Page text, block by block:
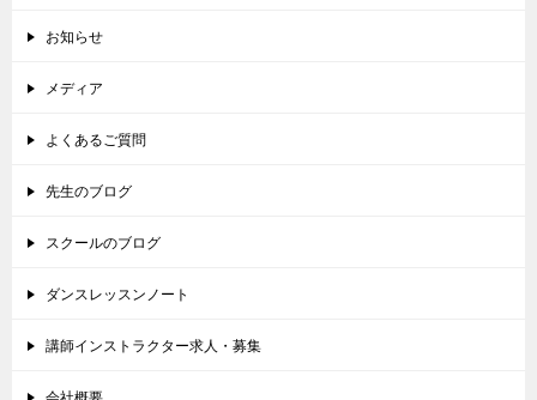
お知らせ
メディア
よくあるご質問
先生のブログ
スクールのブログ
ダンスレッスンノート
講師インストラクター求人・募集
会社概要